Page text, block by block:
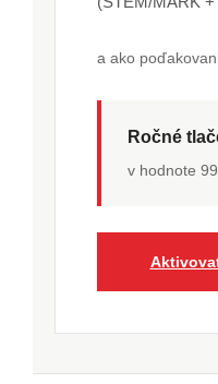
a ako
Ročné
v hodnote